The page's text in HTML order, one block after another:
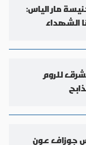
مار الياس:
الشهداء
للروم
جوزاف عون